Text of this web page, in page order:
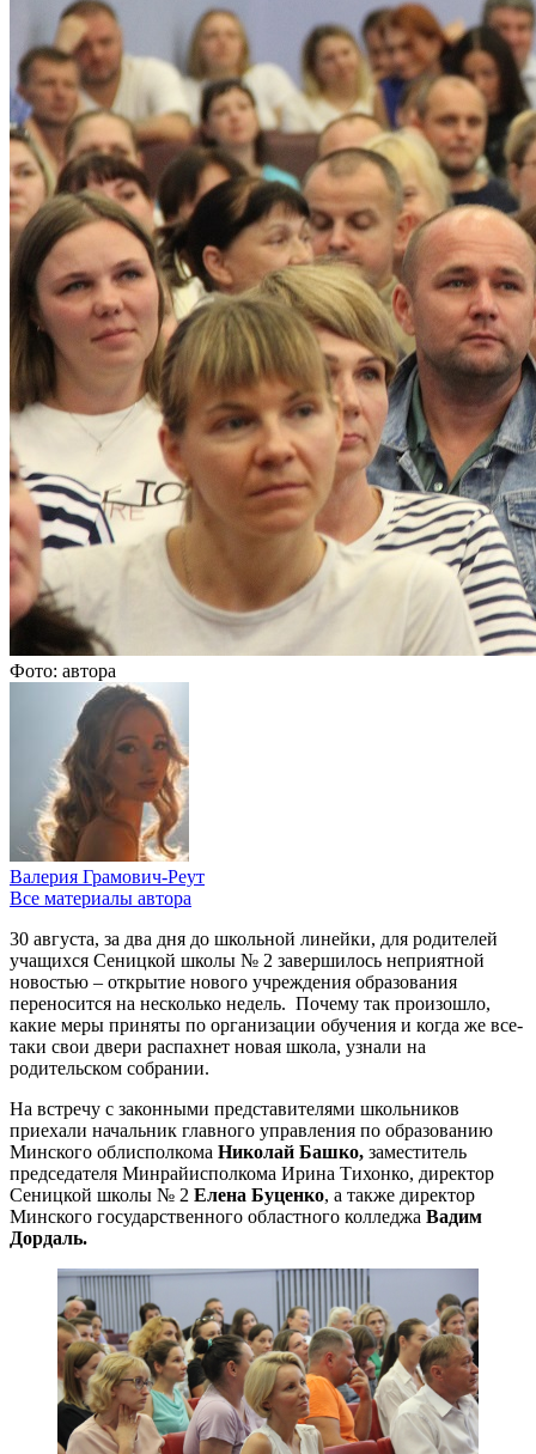
Фото: автора
Валерия Грамович-Реут
Все материалы автора
30 августа, за два дня до школьной линейки, для родителей
учащихся Сеницкой школы № 2 завершилось неприятной
новостью – открытие нового учреждения образования
переносится на несколько недель. Почему так произошло,
какие меры приняты по организации обучения и когда же все-
таки свои двери распахнет новая школа, узнали на
родительском собрании.
На встречу с законными представителями школьников
приехали начальник главного управления по образованию
Минского облисполкома Николай Башко, заместитель
председателя Минрайисполкома Ирина Тихонко, директор
Сеницкой школы № 2 Елена Буценко, а также директор
Минского государственного областного колледжа Вадим
Дордаль.